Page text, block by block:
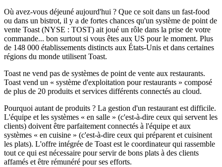
Où avez-vous déjeuné aujourd'hui ? Que ce soit dans un fast-food
ou dans un bistrot, il y a de fortes chances qu'un système de point de
vente Toast (NYSE : TOST) ait joué un rôle dans la prise de votre
commande... bon surtout si vous êtes aux US pour le moment. Plus
de 148 000 établissements distincts aux États-Unis et dans certaines
régions du monde utilisent Toast.
Toast ne vend pas de systèmes de point de vente aux restaurants.
Toast vend un « système d'exploitation pour restaurants » composé
de plus de 20 produits et services différents connectés au cloud.
Pourquoi autant de produits ? La gestion d'un restaurant est difficile.
L'équipe et les systèmes « en salle » (c'est-à-dire ceux qui servent les
clients) doivent être parfaitement connectés à l'équipe et aux
systèmes « en cuisine » (c'est-à-dire ceux qui préparent et cuisinent
les plats). L'offre intégrée de Toast est le coordinateur qui rassemble
tout ce qui est nécessaire pour servir de bons plats à des clients
affamés et être rémunéré pour ses efforts.